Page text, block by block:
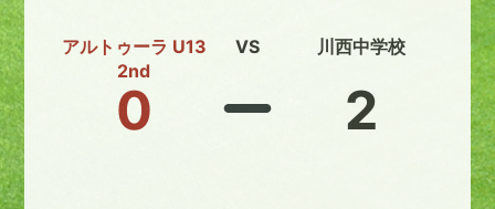
アルトゥーラ U13
2nd
0
VS 川西中学校
2